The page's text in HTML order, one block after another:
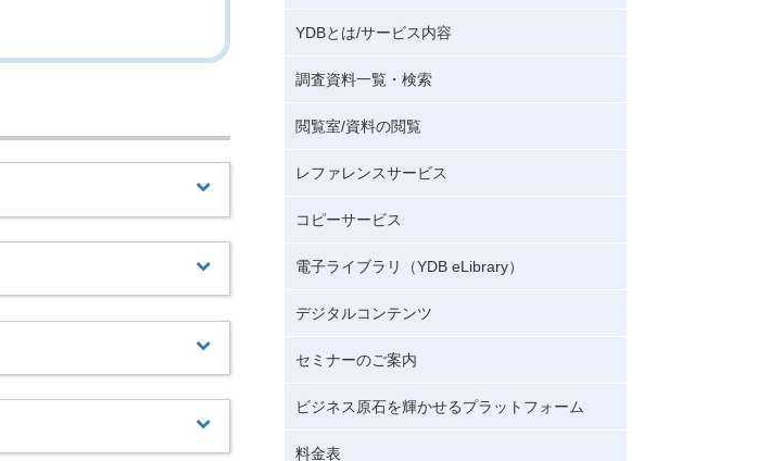
YDBとは/サービス内容
調査資料一覧・検索
閲覧室/資料の閲覧
レファレンスサービス
コピーサービス
電子ライブラリ（YDB eLibrary）
デジタルコンテンツ
セミナーのご案内
ビジネス原石を輝かせるプラットフォーム
料金表